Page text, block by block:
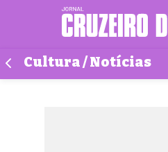
Cultura / Notícias